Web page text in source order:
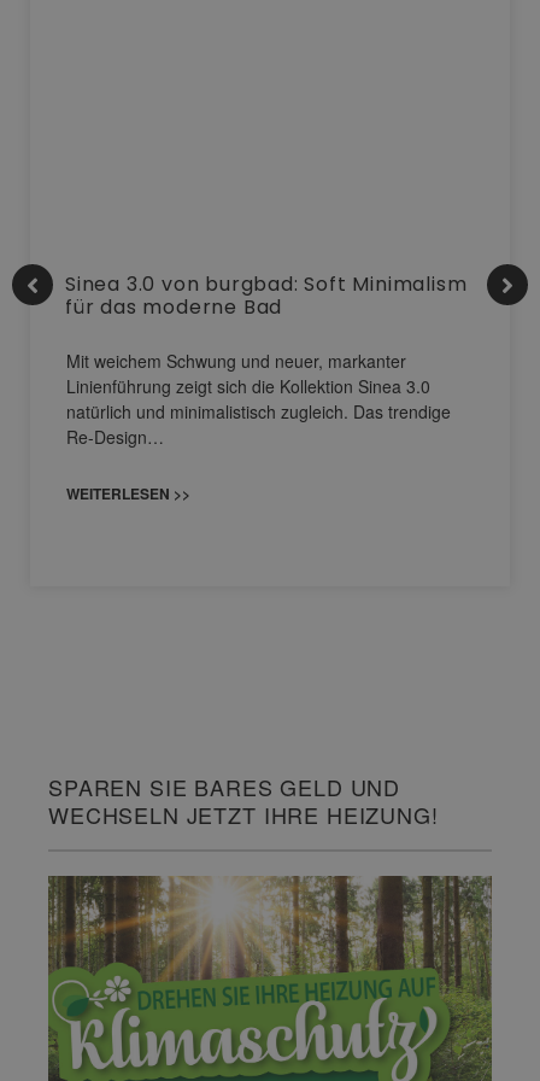
Sinea 3.0 von burgbad: Soft Minimalism
für das moderne Bad
Mit weichem Schwung und neuer, markanter
Linienführung zeigt sich die Kollektion Sinea 3.0
natürlich und minimalistisch zugleich. Das trendige
Re-Design…
WEITERLESEN >>
SPAREN SIE BARES GELD UND
WECHSELN JETZT IHRE HEIZUNG!